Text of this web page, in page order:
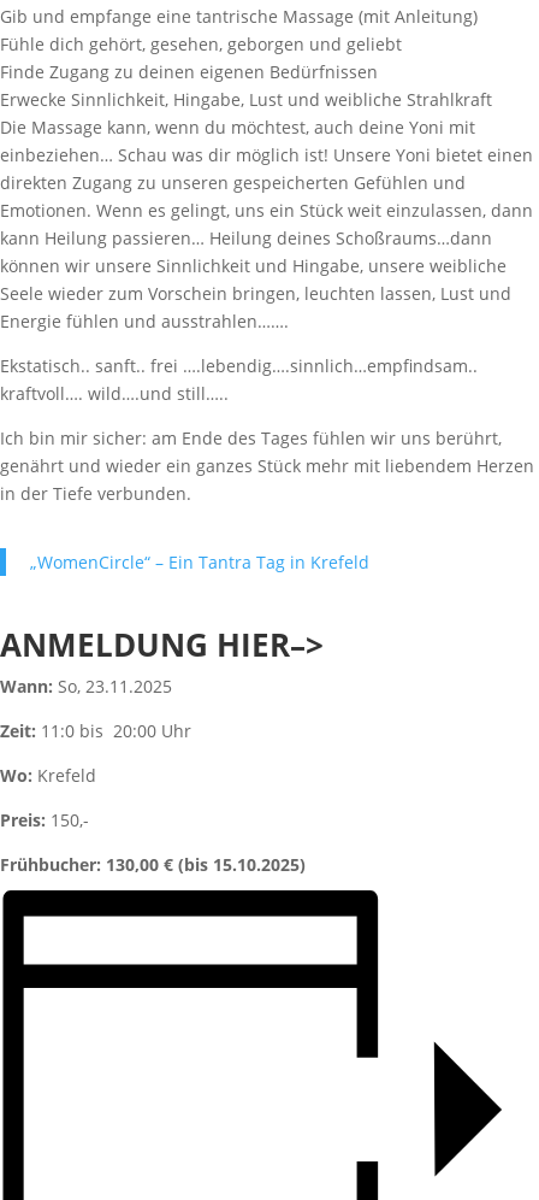
Gib und empfange eine tantrische Massage (mit Anleitung)
Fühle dich gehört, gesehen, geborgen und geliebt
Finde Zugang zu deinen eigenen Bedürfnissen
Erwecke Sinnlichkeit, Hingabe, Lust und weibliche Strahlkraft
Die Massage kann, wenn du möchtest, auch deine Yoni mit
einbeziehen… Schau was dir möglich ist! Unsere Yoni bietet einen
direkten Zugang zu unseren gespeicherten Gefühlen und
Emotionen. Wenn es gelingt, uns ein Stück weit einzulassen, dann
kann Heilung passieren… Heilung deines Schoßraums…dann
können wir unsere Sinnlichkeit und Hingabe, unsere weibliche
Seele wieder zum Vorschein bringen, leuchten lassen, Lust und
Energie fühlen und ausstrahlen…….
Ekstatisch.. sanft.. frei ….lebendig….sinnlich…empfindsam..
kraftvoll…. wild….und still…..
Ich bin mir sicher: am Ende des Tages fühlen wir uns berührt,
genährt und wieder ein ganzes Stück mehr mit liebendem Herzen
in der Tiefe verbunden.
„WomenCircle“ – Ein Tantra Tag in Krefeld
ANMELDUNG HIER–>
Wann: So, 23.11.2025
Zeit: 11:0 bis 20:00 Uhr
Wo: Krefeld
Preis: 150,-
Frühbucher: 130,00 € (bis 15.10.2025)